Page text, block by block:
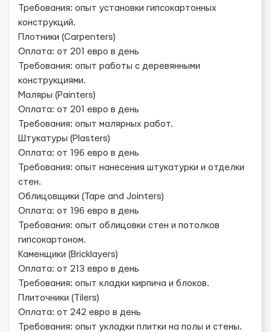
Требования: опыт установки гипсокартонных
конструкций.
Плотники (Carpenters)
Оплата: от 201 евро в день
Требования: опыт работы с деревянными
конструкциями.
Маляры (Painters)
Оплата: от 201 евро в день
Требования: опыт малярных работ.
Штукатуры (Plasters)
Оплата: от 196 евро в день
Требования: опыт нанесения штукатурки и отделки
стен.
Облицовщики (Tape and Jointers)
Оплата: от 196 евро в день
Требования: опыт облицовки стен и потолков
гипсокартоном.
Каменщики (Bricklayers)
Оплата: от 213 евро в день
Требования: опыт кладки кирпича и блоков.
Плиточники (Tilers)
Оплата: от 242 евро в день
Требования: опыт укладки плитки на полы и стены.